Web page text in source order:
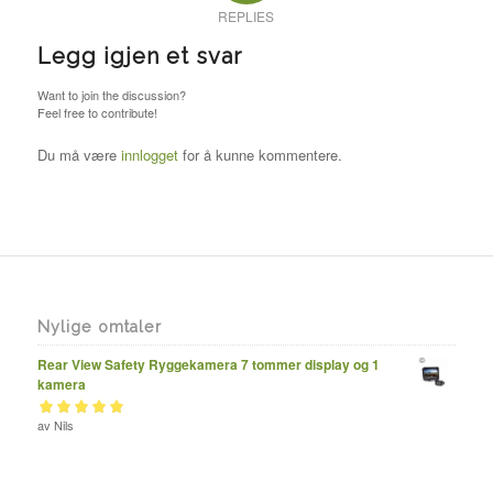
REPLIES
Legg igjen et svar
Want to join the discussion?
Feel free to contribute!
Du må være innloggetfor å kunne kommentere.
Nylige omtaler
Rear View Safety Ryggekamera 7 tommer display og 1
kamera
Vurdert
av Nils